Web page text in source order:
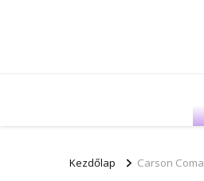
Kezdőlap Carson Coma